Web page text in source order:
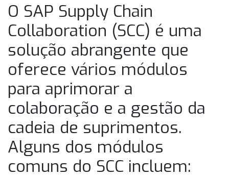
O SAP Supply Chain
Collaboration (SCC) é uma
solução abrangente que
oferece vários módulos
para aprimorar a
colaboração e a gestão da
cadeia de suprimentos.
Alguns dos módulos
comuns do SCC incluem: